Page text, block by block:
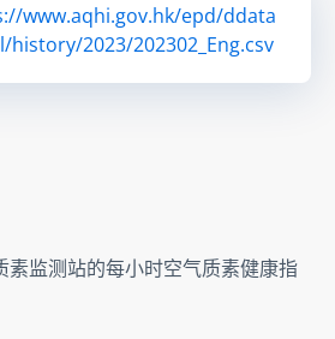
www.aqhi.gov.hk/epd/ddata
history/2023/202302_Eng.csv
素监测站的每小时空气质素健康指